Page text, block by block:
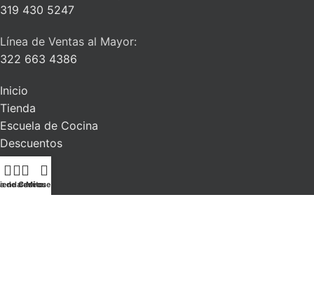
319 430 5247
Línea de Ventas al Mayor:
322 663 4386
Inicio
Tienda
Escuela de Cocina
Descuentos
Blog
Contacto
de deseos
Carrito
Mi cuenta